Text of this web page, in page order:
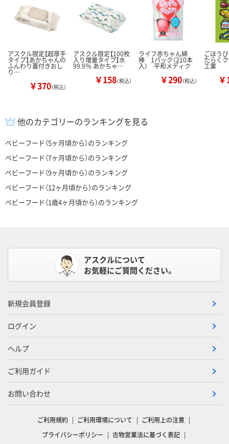
アスクル限定【超厚手
タイプ】あかちゃんの
ふんわり蓋付きおし
り…
￥370（税込）
アスクル限定【100枚
入り増量タイプ】水
99.9％ あかちゃ…
￥158（税込）
ライフ赤ちゃん綿
棒 1パック（210本
入） 平和メディク
￥290（税込）
ごほう
たらく
工業
他のカテゴリーのランキングを見る
ベビーフード（5ヶ月頃から）のランキング
ベビーフード（7ヶ月頃から）のランキング
ベビーフード（9ヶ月頃から）のランキング
ベビーフード（12ヶ月頃から）のランキング
ベビーフード（1歳4ヶ月頃から）のランキング
アスクルについて
お気軽にご質問ください。
新規会員登録
ログイン
ヘルプ
ご利用ガイド
お問い合わせ
ご利用規約 ご利用環境について
ご利用上の注意
プライバシーポリシー
古物営業法に基づく表記